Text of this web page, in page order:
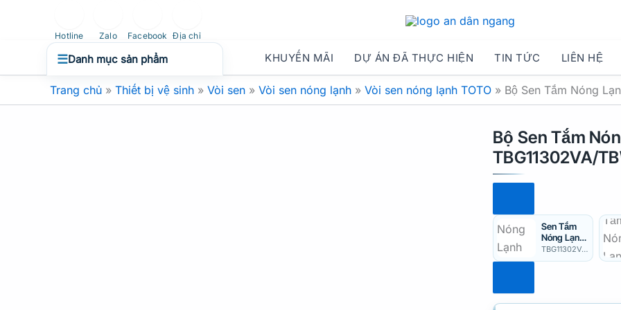
☰Danh mục sản phẩm
Hotline Zalo Facebook Địa chỉ
KHUYẾN MÃI DỰ ÁN ĐÃ THỰC HIỆN TIN TỨC LIÊN HỆ
Trang chủ » Thiết bị vệ sinh » Vòi sen » Vòi sen nóng lạnh » Vòi sen nóng lạnh TOTO » Bộ Sen Tắm Nóng
Bộ Sen Tắm
TBG11302VA/
Sen Tắm
Nóng Lạnh
TOTO
TBG11302V
TBG11302V/TBG11302VA